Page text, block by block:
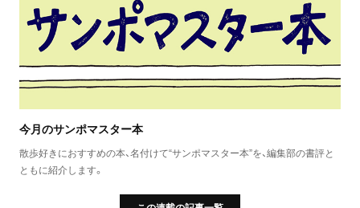
今月のサンポマスター本
散歩好きにおすすめの本、名付けて“サンポマスター本”を、編集部の書評と
ともに紹介します。